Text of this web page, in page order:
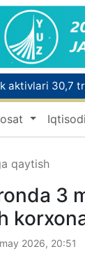
qaytish
3
2026, 20:51